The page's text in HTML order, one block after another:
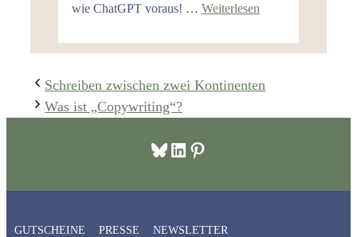
wie ChatGPT voraus! … Weiterlesen
Schreiben zwischen zwei Kontinenten
Was ist „Copywriting“?
Bluesky
LinkedIn
Pinterest
GUTSCHEINE PRESSE NEWSLETTER